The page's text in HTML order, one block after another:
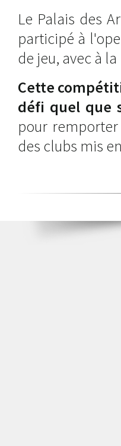
Le Palais des
participé à
de jeu, avec à
Cette
défi quel que
pour
des clubs mis